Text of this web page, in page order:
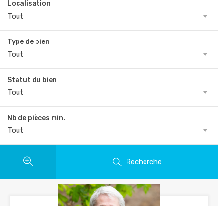
Localisation
Tout
Type de bien
Tout
Statut du bien
Tout
Nb de pièces min.
Tout
Recherche